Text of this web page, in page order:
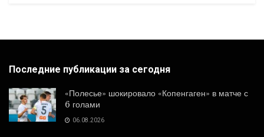
Последние публикации за сегодня
«Полесье» шокировало «Копенгаген» в матче с
6 голами
06.08.2026